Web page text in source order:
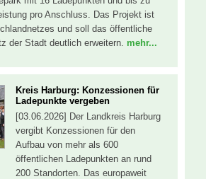
pro Anschluss. Das Projekt ist
und soll das öffentliche
der Stadt deutlich erweitern. mehr...
Kreis Harburg: Konzessionen für
Ladepunkte vergeben
[03.06.2026] Der Landkreis Harburg
vergibt Konzessionen für den
Aufbau von mehr als 600
öffentlichen Ladepunkten an rund
200 Standorten. Das europaweit